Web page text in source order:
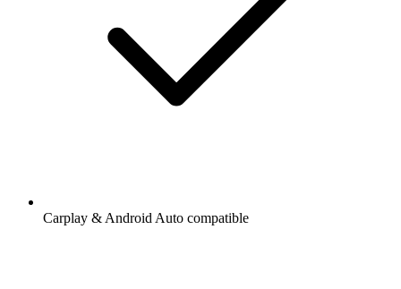
Carplay & Android Auto compatible